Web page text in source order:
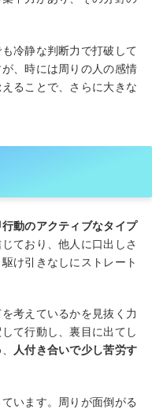
冷静な判断力で打破して
、時には周りの人の感情
えることで、さらに大きな
動のアクティブなタイプ
ており、他人に口出しさ
け引きなしにストレート
考えているかを見抜く力
て行動し、裏目に出てし
人付き合いで少し苦労す
います。周りが面倒がる